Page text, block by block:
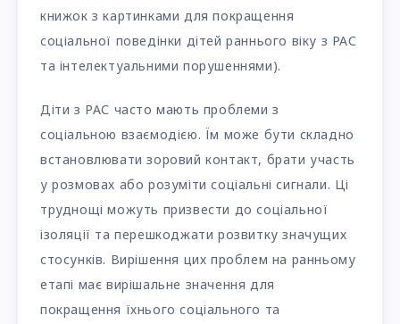
книжок з картинками для покращення
соціальної поведінки дітей раннього віку з РАС
та інтелектуальними порушеннями).
Діти з РАС часто мають проблеми з
соціальною взаємодією. Їм може бути складно
встановлювати зоровий контакт, брати участь
у розмовах або розуміти соціальні сигнали. Ці
труднощі можуть призвести до соціальної
ізоляції та перешкоджати розвитку значущих
стосунків. Вирішення цих проблем на ранньому
етапі має вирішальне значення для
покращення їхнього соціального та